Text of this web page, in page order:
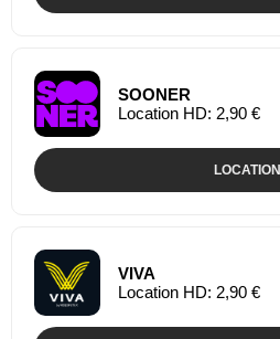
SOONER
Location HD: 2,90 €
LOCATION
VIVA
Location HD: 2,90 €